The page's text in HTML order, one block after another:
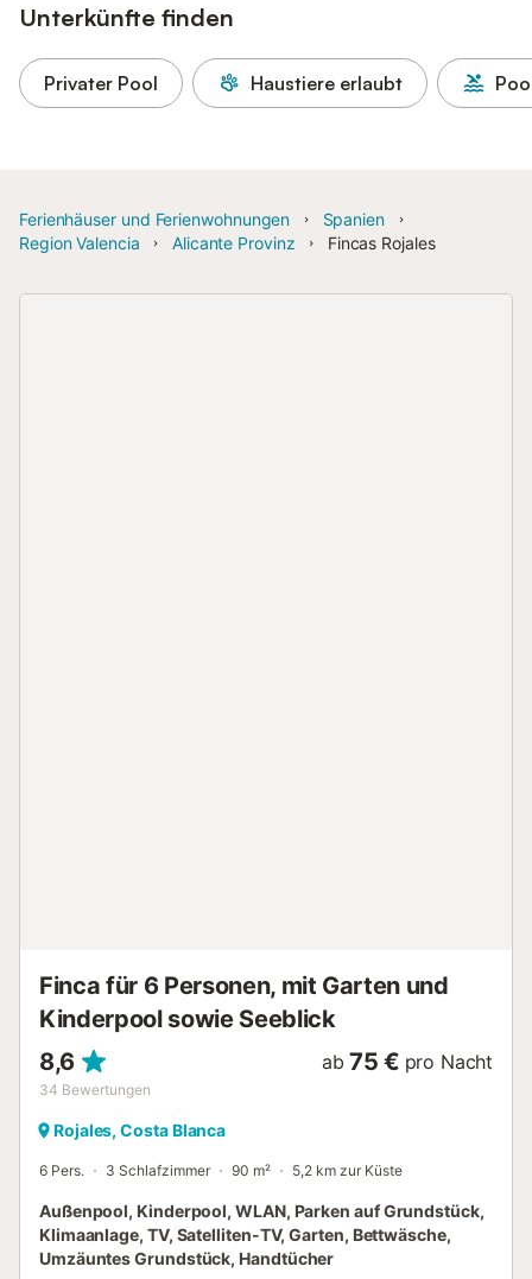
Unterkünfte finden
Privater Pool Haustiere erlaubt
Ferienhäuser und Ferienwohnungen
Spanien
Region Valencia
Alicante Provinz Fincas Rojales
Finca für 6 Personen, mit Garten und
Kinderpool sowie Seeblick
8,6
34 Bewertungen
ab 75 € pro Nacht
Rojales, Costa Blanca
6 Pers. 3 Schlafzimmer 90 m² 5,2 km zur Küste
Außenpool, Kinderpool, WLAN, Parken auf Grundstück,
Klimaanlage, TV, Satelliten-TV, Garten, Bettwäsche,
Umzäuntes Grundstück, Handtücher